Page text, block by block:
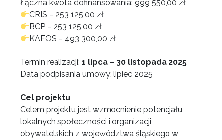
Łączna kwota dofinansowania: 999 550,00 zł
CRIS – 253 125,00 zł
BCP – 253 125,00 zł
KAFOS – 493 300,00 zł
Termin realizacji: 1 lipca – 30 listopada 2025
Data podpisania umowy: lipiec 2025
Cel projektu
Celem projektu jest wzmocnienie potencjału
lokalnych społeczności i organizacji
obywatelskich z województwa śląskiego w